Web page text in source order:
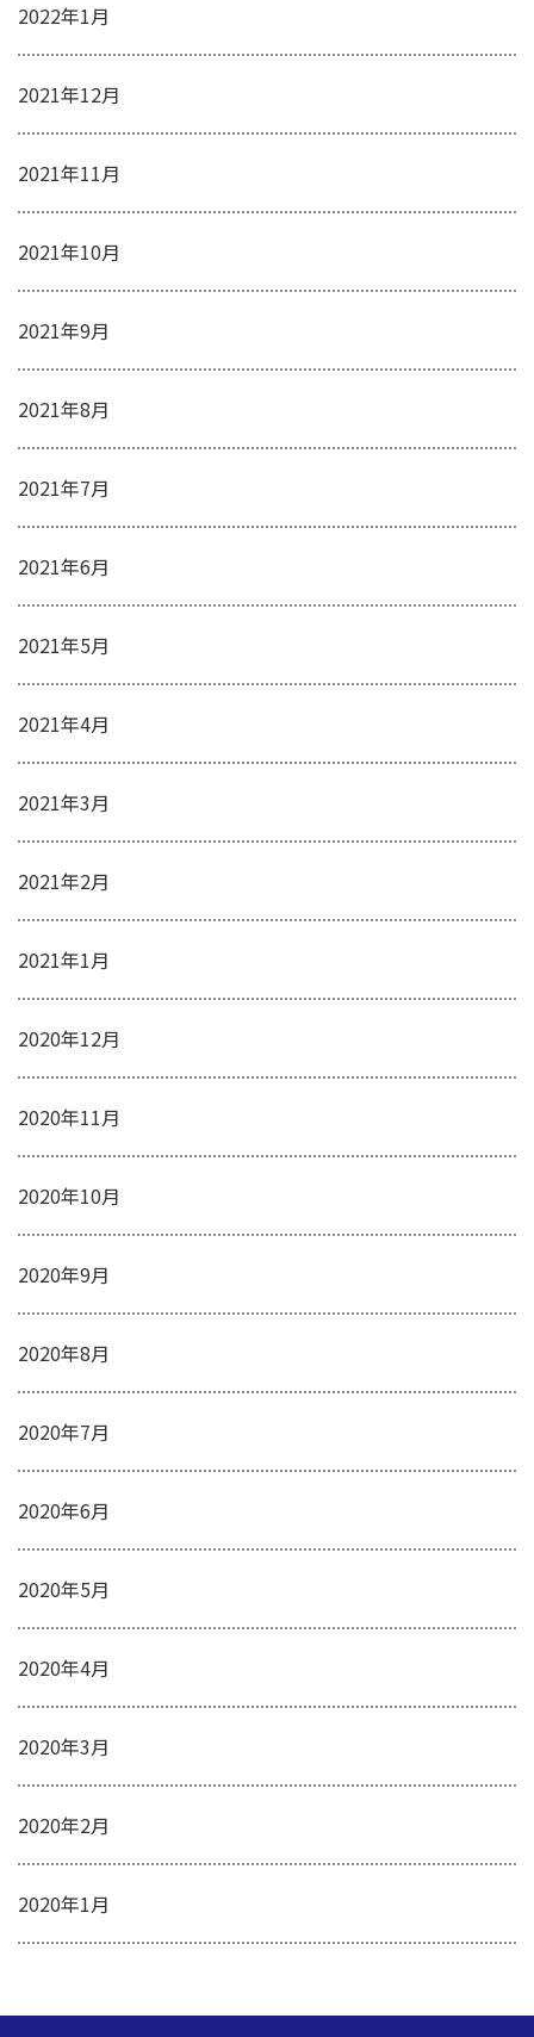
2022年1月
2021年12月
2021年11月
2021年10月
2021年9月
2021年8月
2021年7月
2021年6月
2021年5月
2021年4月
2021年3月
2021年2月
2021年1月
2020年12月
2020年11月
2020年10月
2020年9月
2020年8月
2020年7月
2020年6月
2020年5月
2020年4月
2020年3月
2020年2月
2020年1月